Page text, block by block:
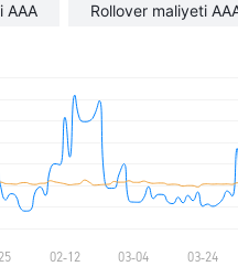
AAA Rollover maliyeti